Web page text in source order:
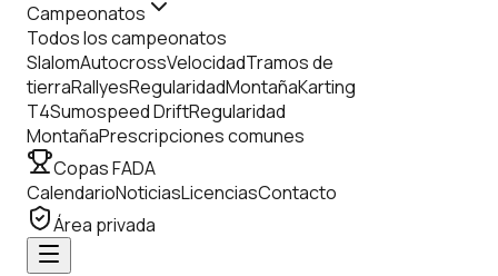
Campeonatos
Todos los campeonatos
SlalomAutocrossVelocidadTramos de
tierraRallyesRegularidadMontañaKarting
T4Sumospeed DriftRegularidad
MontañaPrescripciones comunes
Copas FADA
CalendarioNoticiasLicenciasContacto
Área privada